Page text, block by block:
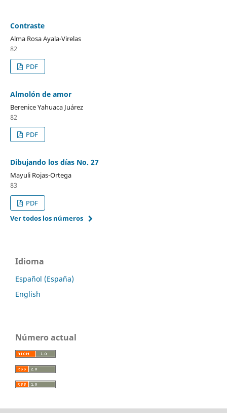
Contraste
Alma Rosa Ayala-Virelas
82
PDF
Almolón de amor
Berenice Yahuaca Juárez
82
PDF
Dibujando los días No. 27
Mayuli Rojas-Ortega
83
PDF
Ver todos los números
Idioma
Español (España)
English
Número actual